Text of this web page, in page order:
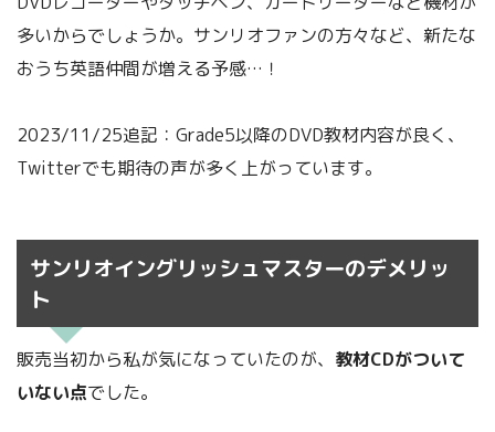
多いからでしょうか。サンリオファンの方々など、新たな
おうち英語仲間が増える予感…！
2023/11/25追記：Grade5以降のDVD教材内容が良く、
Twitterでも期待の声が多く上がっています。
サンリオイングリッシュマスターのデメリッ
ト
販売当初から私が気になっていたのが、 教材CDがついて
いない点でした。